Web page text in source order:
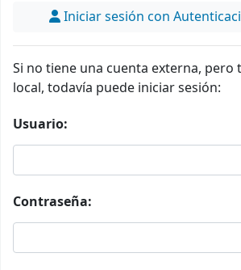
Iniciar sesión con
Si no tiene una cuenta externa, pero
local, todavía puede iniciar sesión:
Usuario:
Contraseña: